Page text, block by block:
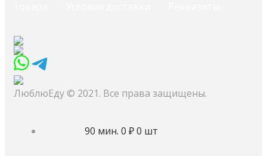
ЛюблюЕду © 2021. Все права защищены.
90 мин. 0 ₽0 шт